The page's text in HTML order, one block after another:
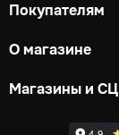
Покупателям
О магазине
Магазины и СЦ